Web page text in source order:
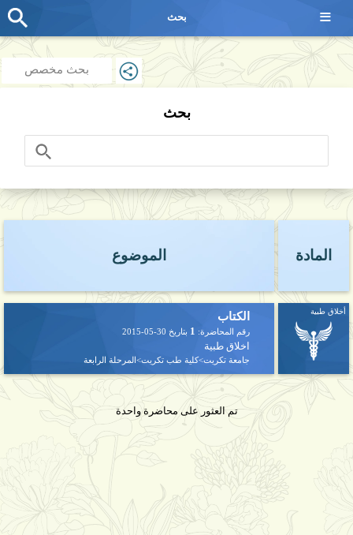
بحث مخصص
بحث
المادة الموضوع
أخلاق طبية الكتاب
رقم المحاضرة: 1 بتاريخ 2015-05-30
اخلاق طبية
جامعة تكريت>كلية طب تكريت>المرحلة الرابعة
تم العثور على محاضرة واحدة
≡ بحث